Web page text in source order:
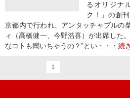
るオリジナ
ク！」の創
京都内で行われ、アンタッチャブルの
ィ（高橋健一、今野浩喜）が出席した
なコトも聞いちゃうの？”とい・・・ 続
1